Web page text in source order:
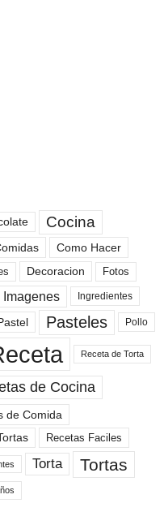
Cocina
Como Hacer
Decoracion Fotos
Imagenes Ingredientes
Pasteles Pollo
Receta de Torta
de Cocina
de Comida
Recetas Faciles
Torta Tortas